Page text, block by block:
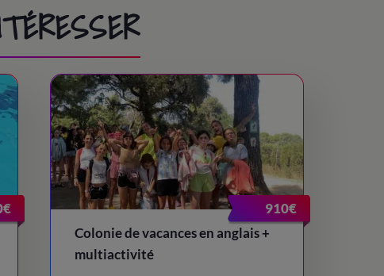
910€
Colonie de vacances en anglais +
multiactivité